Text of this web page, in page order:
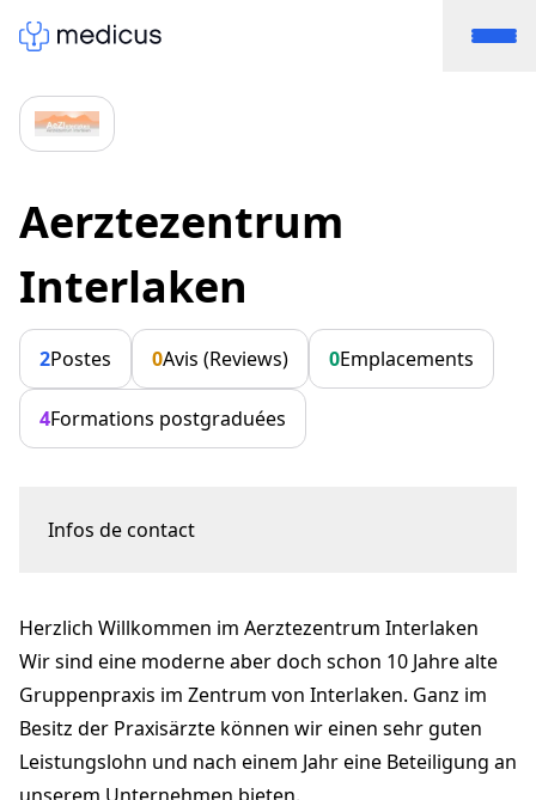
Aerztezentrum
Interlaken
2Postes 0Avis (Reviews) 0Emplacements
4Formations postgraduées
Infos de contact
aezi@hin.ch
aezi.ch
Herzlich Willkommen im Aerztezentrum Interlaken
Wir sind eine moderne aber doch schon 10 Jahre alte
Gruppenpraxis im Zentrum von Interlaken. Ganz im
Besitz der Praxisärzte können wir einen sehr guten
Leistungslohn und nach einem Jahr eine Beteiligung an
unserem Unternehmen bieten.